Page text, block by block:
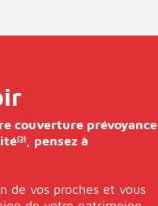
couverture prévoyance
(2)
pensez à
de vos proches et vous